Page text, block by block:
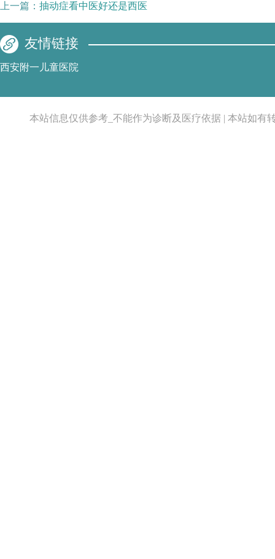
上一篇： 抽动症看中医好还是西医
友情链接
西安附一儿童医院
本站信息仅供参考_不能作为诊断及医疗依据 | 本站如